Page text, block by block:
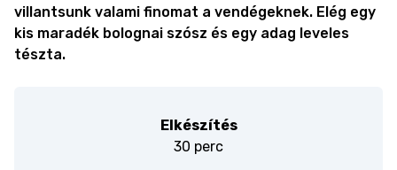
villantsunk valami finomat a vendégeknek. Elég egy
kis maradék bolognai szósz és egy adag leveles
tészta.
Elkészítés
30 perc